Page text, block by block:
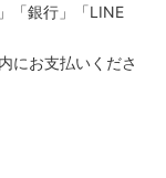
「銀行」「LINE
にお支払いくださ